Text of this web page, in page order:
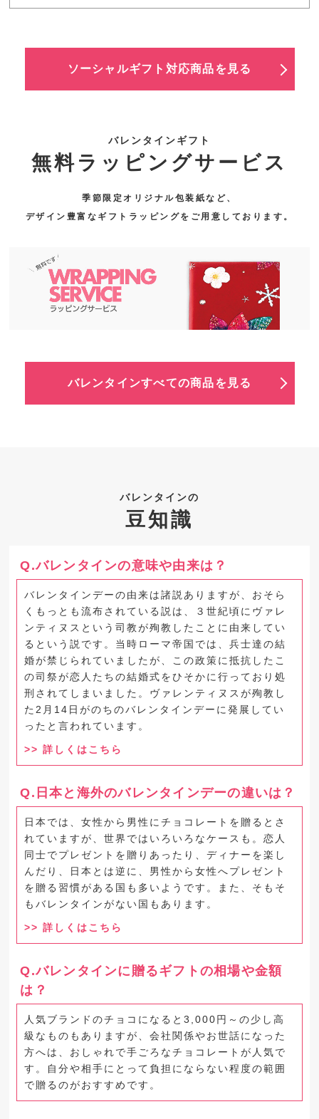
ソーシャルギフト対応商品を見る
バレンタインギフト
無料ラッピングサービス
季節限定オリジナル包装紙など、
デザイン豊富なギフトラッピングをご用意しております。
バレンタインすべての商品を見る
バレンタインの
豆知識
Q.バレンタインの意味や由来は？
バレンタインデーの由来は諸説ありますが、おそら
くもっとも流布されている説は、３世紀頃にヴァレ
ンティヌスという司教が殉教したことに由来してい
るという説です。当時ローマ帝国では、兵士達の結
婚が禁じられていましたが、この政策に抵抗したこ
の司祭が恋人たちの結婚式をひそかに行っており処
刑されてしまいました。ヴァレンティヌスが殉教し
た2月14日がのちのバレンタインデーに発展してい
ったと言われています。
詳しくはこちら
Q.日本と海外のバレンタインデーの違いは？
日本では、女性から男性にチョコレートを贈るとさ
れていますが、世界ではいろいろなケースも。恋人
同士でプレゼントを贈りあったり、ディナーを楽し
んだり、日本とは逆に、男性から女性へプレゼント
を贈る習慣がある国も多いようです。また、そもそ
もバレンタインがない国もあります。
詳しくはこちら
Q.バレンタインに贈るギフトの相場や金額
は？
人気ブランドのチョコになると3,000円～の少し高
級なものもありますが、会社関係やお世話になった
方へは、おしゃれで手ごろなチョコレートが人気で
す。自分や相手にとって負担にならない程度の範囲
で贈るのがおすすめです。